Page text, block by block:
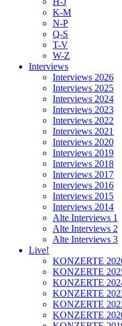
K-M
N-P
Q-S
T-V
W-Z
Interviews
Interviews 2026
Interviews 2025
Interviews 2024
Interviews 2023
Interviews 2022
Interviews 2021
Interviews 2020
Interviews 2019
Interviews 2018
Interviews 2017
Interviews 2016
Interviews 2015
Interviews 2014
Alte Interviews 1
Alte Interviews 2
Alte Interviews 3
Live!
KONZERTE
KONZERTE
KONZERTE
KONZERTE
KONZERTE
KONZERTE